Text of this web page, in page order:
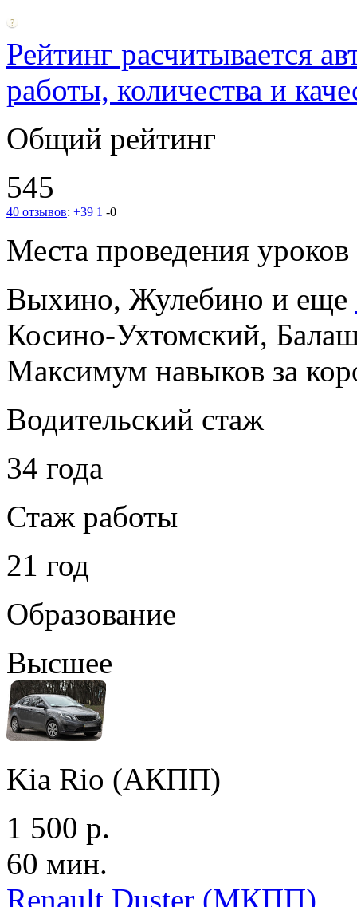
Рейтинг расчитывается
работы, количества и
Общий рейтинг
545
40 отзывов: +39 1 -0
Места проведения уроков
Выхино, Жулебино и еще
Косино-Ухтомский,
Максимум навыков за
Водительский стаж
34 года
Стаж работы
21 год
Образование
Высшее
Kia Rio (АКПП)
1 500 р.
60 мин.
Renault Duster (МКПП)